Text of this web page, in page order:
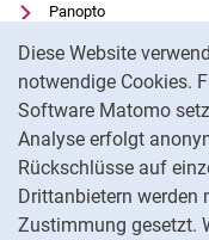
Diese Website
notwendige Cookies.
Software Matomo
Analyse erfolgt
Rückschlüsse auf
Drittanbietern werden
Zustimmung gesetzt.
Panopto
Datenschutz
Barrierefreiheit
Transparenter KI-
Impressum
Externer Link:
Facebook(öffnet
Externer Link:
Instagram (öffnet